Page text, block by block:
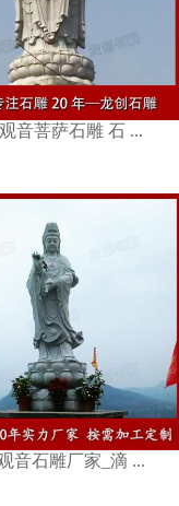
音菩萨石雕 石 ...
花岗岩石雕滴水观音佛
音石雕厂家_滴 ...
福建石雕佛像厂家 石 ...